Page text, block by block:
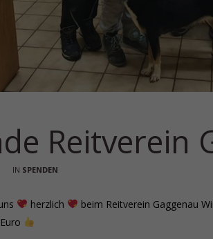
Reitverein
IN SPENDEN
herzlich
beim Reitverein Gaggenau